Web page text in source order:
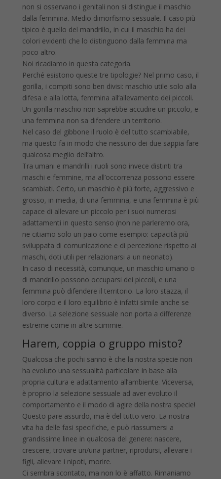
non si osservano i genitali non si distingue il maschio
dalla femmina. Medio dimorfismo sessuale. Il caso più
tipico è quello del mandrillo, in cui il maschio ha dei
colori evidenti che lo distinguono dalla femmina ma
poco altro.
Noi ricadiamo in questa categoria.
Perché esistono queste tre tipologie? Nel primo caso, il
gorilla, i compiti sono ben divisi: maschio utile solo alla
difesa e alla lotta, femmina all’allevamento dei piccoli.
Un gorilla maschio non saprebbe accudire un piccolo, e
una femmina non sa difendere un territorio.
Nel caso del gibbone il ruolo è del tutto scambiabile,
ma questo fa in modo che nessuno dei due sappia fare
qualcosa meglio dell’altro.
Tra umani e mandrilli i ruoli sono invece distinti tra
maschi e femmine, ma all’occorrenza possono essere
scambiati. Certo, un maschio è più forte, aggressivo e
grosso, in media, di una femmina, e una femmina è più
capace di allevare un piccolo per i suoi numerosi
adattamenti in questo senso (non ne parleremo ora,
ne citiamo solo un paio come esempio: capacità più
sviluppata di comunicazione e di percezione rispetto ai
maschi, doti utili per relazionarsi a un neonato).
In caso di necessità, comunque, un maschio umano o
di mandrillo possono occuparsi dei piccoli, e una
femmina può difendere il territorio. La loro stazza, il
loro corpo e il loro equilibrio è infatti simile anche se
diverso. La selezione sessuale non porta a differenze
estreme come in altre scimmie.
Harem, coppia o gruppo misto?
Qualcosa che pochi sanno è che la nostra specie non
ha evoluto una sessualità particolare in base alla
propria cultura e adattamento all’ambiente. Viceversa,
è proprio la selezione sessuale ad aver evoluto il
comportamento e il modo di agire della nostra specie!
Questo pare assurdo, ma è del tutto vero. La nostra
vita ha delle fasi specifiche, e può riassumersi a
grandissime linee in qualcosa del genere: nascere,
crescere, trovare un/una partner, riprodursi, allevare i
figli, allevare i nipoti, morire.
Ci sembra scontato, ma non lo è affatto. Rimaniamo